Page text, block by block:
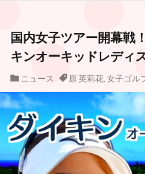
国内女子ツアー開幕戦
キンオーキッドレディ
ニュース 原 英莉花, 女子ゴル